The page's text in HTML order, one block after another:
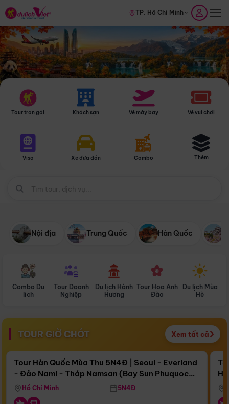
TP. Hồ Chí Minh
Tour trọn gói Khách sạn Vé máy bay Vé vui chơi
Visa Xe đưa đón Combo Thêm
Nội địa Trung Quốc Hàn Quốc
Combo Du
lịch
Tour Doanh
Nghiệp
Du lịch Hành
Hương
Tour Hoa Anh
Đào
Du lịch Mùa
Hè
TOUR GIỜ CHÓT Xem tất cả
Còn17 ngày 15:57:36
Bay Sun Phuquoc Airways
Điểm nổi bật
Tour Hàn Quốc Mùa Thu 5N4Đ | Seoul - Everland
- Đảo Nami - Tháp Namsan (Bay Sun Phuquoc
Airways)
Hồ Chí Minh 5N4Đ